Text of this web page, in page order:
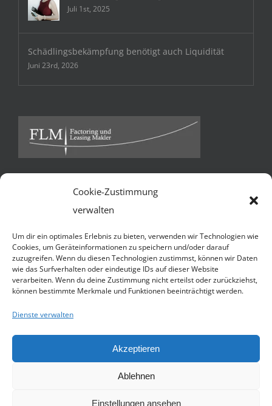
Cookie-Zustimmung
verwalten
Um dir ein optimales Erlebnis zu bieten, verwenden wir Technologien wie
Cookies, um Geräteinformationen zu speichern und/oder darauf
zuzugreifen. Wenn du diesen Technologien zustimmst, können wir Daten
wie das Surfverhalten oder eindeutige IDs auf dieser Website
verarbeiten. Wenn du deine Zustimmung nicht erteilst oder zurückziehst,
können bestimmte Merkmale und Funktionen beeinträchtigt werden.
Dienste verwalten
Akzeptieren
Ablehnen
Einstellungen ansehen
Juli 1st, 2025
Schädlingsbekämpfung benötigt auch Liquidität
Juni 23rd, 2026
Ballindamm 13 * 20095 Hamburg
Telefon:+49 40 3252 7941
Handy:+49 1590 4509055 (N. Jacobsen)
Website:http://flmakler.de
2026 | Avada Theme by